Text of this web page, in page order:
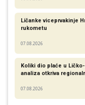
Ličanke viceprvakinje
rukometu
07.08.2026
Koliki dio plaće u
analiza otkriva
07.08.2026